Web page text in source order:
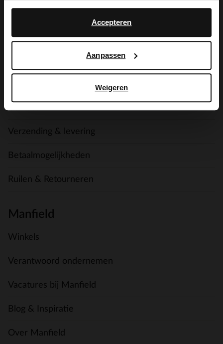
Accepteren
Aanpassen
Weigeren
AANMELDEN MY MANFIELD
Meer over My Manfield
Verzending & levering
Betaalmogelijkheden
Ruilen & Retourneren
Manfield
Winkels
Verantwoord ondernemen
Vacatures bij Manfield
Blog & Inspiratie
Over Manfield
English